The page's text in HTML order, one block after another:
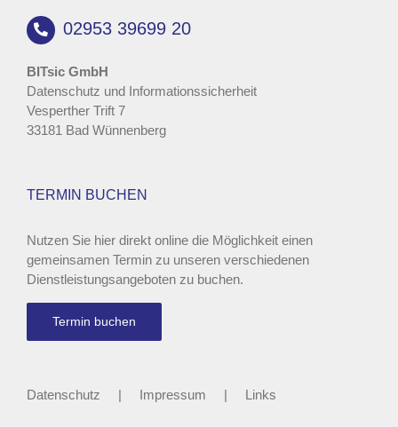
02953 39699 20
BITsic GmbH
Datenschutz und Informationssicherheit
Vesperther Trift 7
33181 Bad Wünnenberg
TERMIN BUCHEN
Nutzen Sie hier direkt online die Möglichkeit einen
gemeinsamen Termin zu unseren verschiedenen
Dienstleistungsangeboten zu buchen.
Termin buchen
Datenschutz Impressum Links